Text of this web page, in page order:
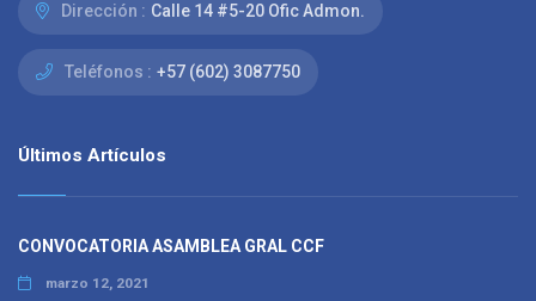
Dirección : Calle 14 #5-20 Ofic Admon.
Teléfonos : +57 (602) 3087750
Últimos Artículos
CONVOCATORIA ASAMBLEA GRAL CCF
marzo 12, 2021